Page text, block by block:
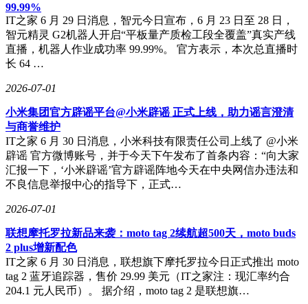
99.99%
IT之家 6 月 29 日消息，智元今日宣布，6 月 23 日至 28 日，
智元精灵 G2机器人开启“平板量产质检工段全覆盖”真实产线
直播，机器人作业成功率 99.99%。 官方表示，本次总直播时
长 64 …
2026-07-01
小米集团官方辟谣平台@小米辟谣 正式上线，助力谣言澄清
与商誉维护
IT之家 6 月 30 日消息，小米科技有限责任公司上线了 @小米
辟谣 官方微博账号，并于今天下午发布了首条内容：“向大家
汇报一下，‘小米辟谣’官方辟谣阵地今天在中央网信办违法和
不良信息举报中心的指导下，正式…
2026-07-01
联想摩托罗拉新品来袭：moto tag 2续航超500天，moto buds
2 plus增新配色
IT之家 6 月 30 日消息，联想旗下摩托罗拉今日正式推出 moto
tag 2 蓝牙追踪器，售价 29.99 美元（IT之家注：现汇率约合
204.1 元人民币）。 据介绍，moto tag 2 是联想旗…